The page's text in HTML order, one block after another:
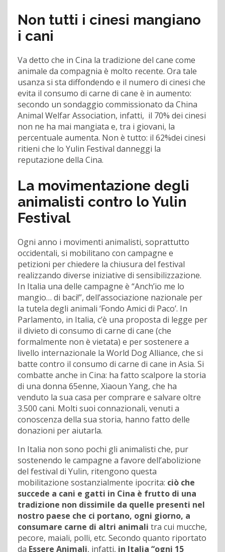
Non tutti i cinesi mangiano
i cani
Va detto che in Cina la tradizione del cane come
animale da compagnia è molto recente. Ora tale
usanza si sta diffondendo e il numero di cinesi che
evita il consumo di carne di cane è in aumento:
secondo un sondaggio commissionato da China
Animal Welfar Association, infatti, il 70% dei cinesi
non ne ha mai mangiata e, tra i giovani, la
percentuale aumenta. Non è tutto: il 62%dei cinesi
ritieni che lo Yulin Festival danneggi la
reputazione della Cina.
La movimentazione degli
animalisti contro lo Yulin
Festival
Ogni anno i movimenti animalisti, soprattutto
occidentali, si mobilitano con campagne e
petizioni per chiedere la chiusura del festival
realizzando diverse iniziative di sensibilizzazione.
In Italia una delle campagne è “Anch’io me lo
mangio… di baci!”, dell’associazione nazionale per
la tutela degli animali ‘Fondo Amici di Paco’. In
Parlamento, in Italia, c’è una proposta di legge per
il divieto di consumo di carne di cane (che
formalmente non è vietata) e per sostenere a
livello internazionale la World Dog Alliance, che si
batte contro il consumo di carne di cane in Asia. Si
combatte anche in Cina: ha fatto scalpore la storia
di una donna 65enne, Xiaoun Yang, che ha
venduto la sua casa per comprare e salvare oltre
3.500 cani. Molti suoi connazionali, venuti a
conoscenza della sua storia, hanno fatto delle
donazioni per aiutarla.
In Italia non sono pochi gli animalisti che, pur
sostenendo le campagne a favore dell’abolizione
del festival di Yulin, ritengono questa
mobilitazione sostanzialmente ipocrita: ciò che
succede a cani e gatti in Cina è frutto di una
tradizione non dissimile da quelle presenti nel
nostro paese che ci portano, ogni giorno, a
consumare carne di altri animali tra cui mucche,
pecore, maiali, polli, etc. Secondo quanto riportato
da Essere Animali, infatti, in Italia “ogni 15